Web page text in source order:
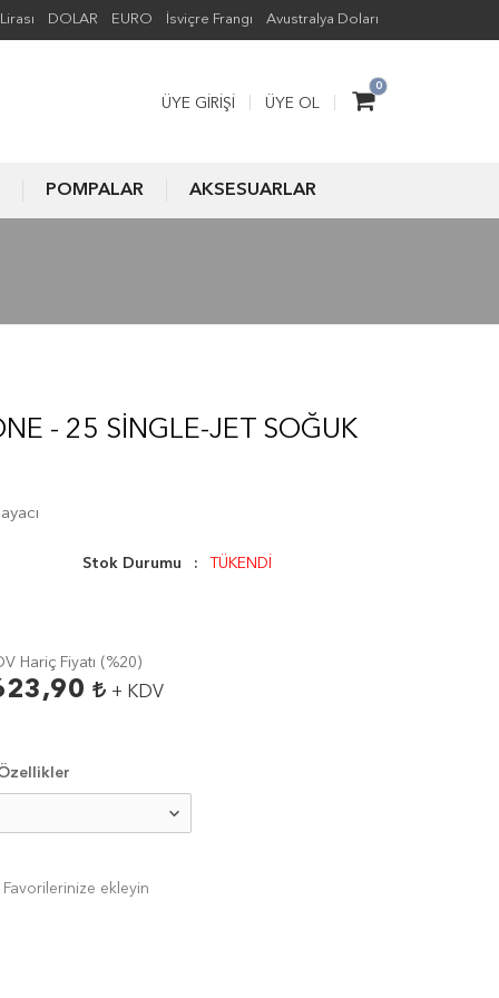
DOLAR EURO İsviçre Frangı Avustralya Doları
0
ÜYE GIRIŞI ÜYE OL
POMPALAR AKSESUARLAR
- 25 SINGLE-JET SOĞUK
Stok Durumu TÜKENDİ
Hariç Fiyatı ( %20 )
+ KDV
Favorilerinize ekleyin